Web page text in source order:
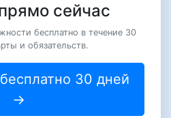
сейчас
бесплатно в течение 30
и обязательств.
30 дней
→